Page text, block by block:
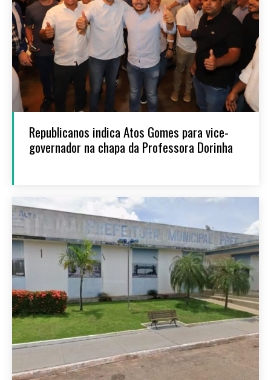
Republicanos indica Atos Gomes para vice-
governador na chapa da Professora Dorinha